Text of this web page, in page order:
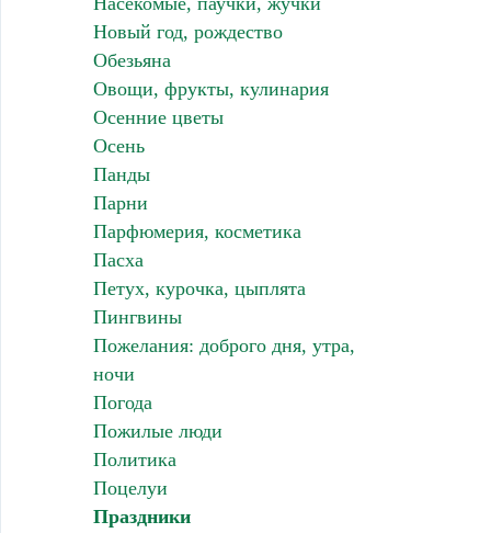
Новый год, рождество
Обезьяна
Овощи, фрукты, кулинария
Осенние цветы
Осень
Панды
Парни
Парфюмерия, косметика
Пасха
Петух, курочка, цыплята
Пингвины
Пожелания: доброго дня, утра,
ночи
Погода
Пожилые люди
Политика
Поцелуи
Праздники